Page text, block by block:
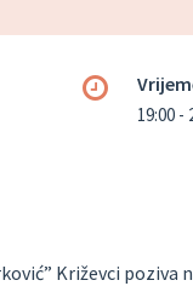
19:00 -
Križevci